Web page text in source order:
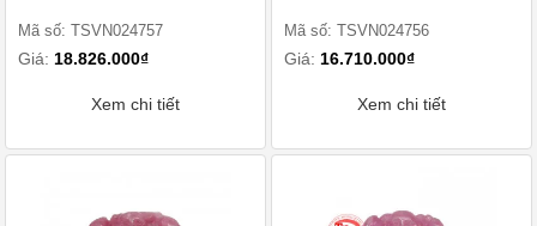
Mã số: TSVN024757
Giá: 18.826.000₫
Xem chi tiết
Mã số: TSVN024756
Giá: 16.710.000₫
Xem chi tiết